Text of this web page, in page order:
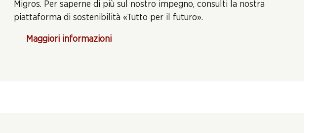
Migros. Per saperne di più sul nostro impegno, consulti la nostra
piattaforma di sostenibilità «Tutto per il futuro».
Maggiori informazioni